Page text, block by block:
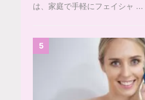
は、家庭で手軽にフェイシャ ...
5